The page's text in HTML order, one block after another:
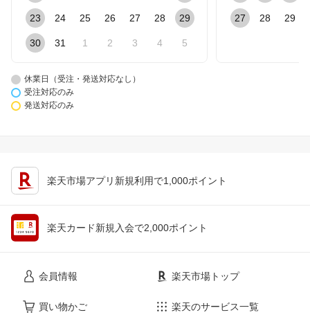
23 24 25 26 27 28 29
30 31 1 2 3 4 5
27 28 29
休業日（受注・発送対応なし）
受注対応のみ
発送対応のみ
楽天市場アプリ新規利用で1,000ポイント
楽天カード新規入会で2,000ポイント
会員情報
買い物かご
楽天市場トップ
楽天のサービス一覧